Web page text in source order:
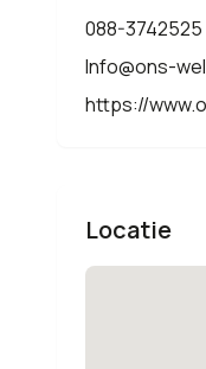
088-3742525
Info@ons-
https://
Locatie